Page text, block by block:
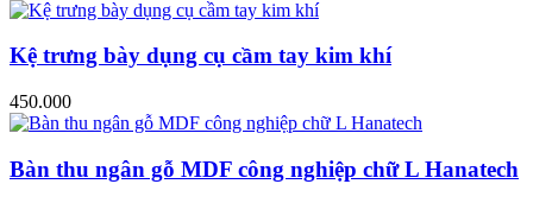
Kệ trưng bày dụng cụ cầm tay kim khí
450.000
Bàn thu ngân gỗ MDF công nghiệp chữ L Hanatech